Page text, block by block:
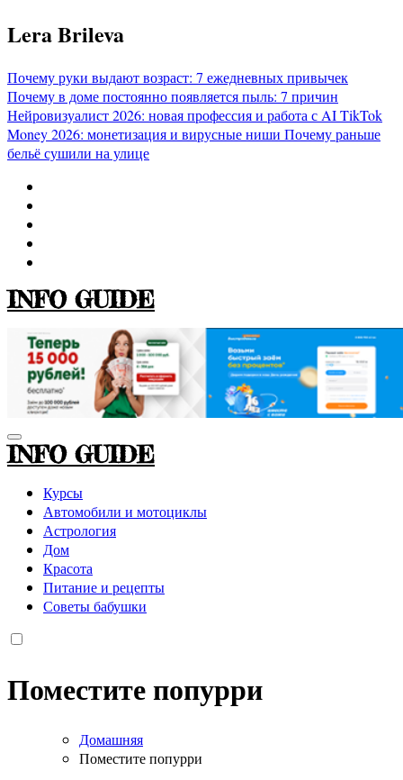
Перейти
к
Lera Brileva
Почему руки выдают возраст: 7 ежедневных привычек
Почему в доме постоянно появляется пыль: 7 причин
Нейровизуалист 2026: новая профессия и работа с AITikTok
Money 2026: монетизация и вирусные ниши Почему раньше
бельё сушили на улице
INFO GUIDE
INFO GUIDE
Курсы
Автомобили и мотоциклы
Астрология
Дом
Красота
Питание и рецепты
Советы бабушки
Поместите попурри
Домашняя
Поместите попурри